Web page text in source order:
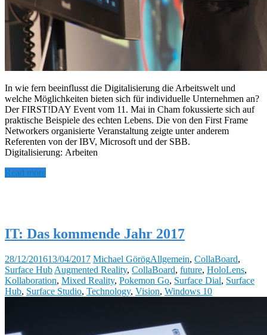
In wie fern beeinflusst die Digitalisierung die Arbeitswelt und
welche Möglichkeiten bieten sich für individuelle Unternehmen an?
Der FIRST!DAY Event vom 11. Mai in Cham fokussierte sich auf
praktische Beispiele des echten Lebens. Die von den First Frame
Networkers organisierte Veranstaltung zeigte unter anderem
Referenten von der IBV, Microsoft und der SBB.
Digitalisierung: Arbeiten
Read more
IT: Das kommende Jahr 2017
28/12/201613/04/2017 Michael GörögAllgemein, CollaBoard,
Surface Hub Augmented Reality, CollaBoard, future, HoloLens,
Kollaboration, Mixed Reality, Pokemon Go, Surface Dial, Surface
Hub, Surface Studio, Technology, Vision, Windows 10